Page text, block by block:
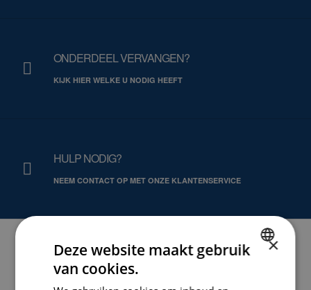
ONDERDEEL VERVANGEN?
KIJK HIER WELKE U NODIG HEEFT
HULP NODIG?
NEEM CONTACT OP MET ONZE KLANTENSERVICE
CARAT NEDERLAND B.V.
×
Deze website maakt gebruik
van cookies.